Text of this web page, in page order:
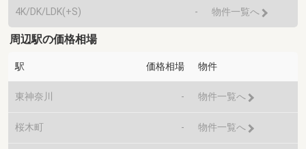
4K/DK/LDK(+S) - 物件一覧へ
周辺駅の価格相場
駅 価格相場 物件
東神奈川 - 物件一覧へ
桜木町 - 物件一覧へ